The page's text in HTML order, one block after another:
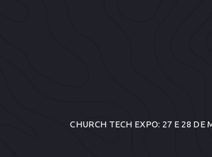
CHURCH TECH EXPO: 27 E 28 DE